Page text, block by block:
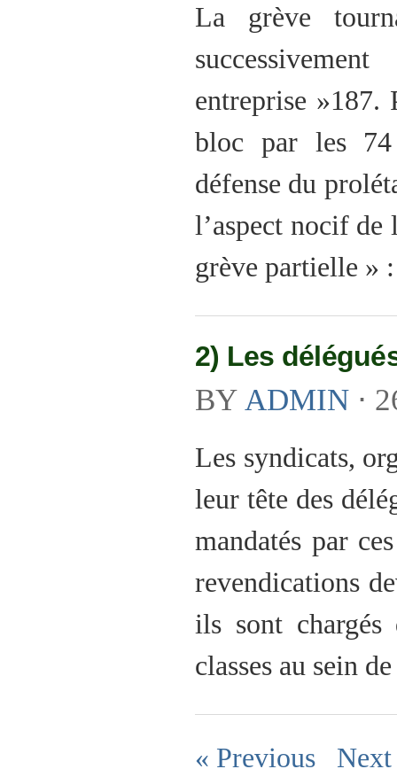
La grève
entreprise »187.
bloc par les 74
défense du
l’aspect nocif de
grève partielle
2) Les
BY ADMIN ⋅
Les syndicats,
leur tête des
mandatés par
revendications
ils sont
classes au sein
« Previous